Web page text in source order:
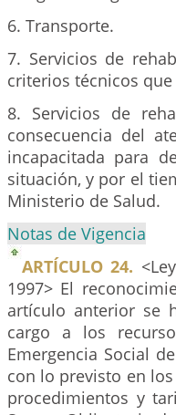
6. Transporte.
7. Servicios de
criterios técnicos
8. Servicios de
consecuencia del
incapacitada para
situación, y por el
Ministerio de Salud.
Notas de Vigencia
ARTÍCULO 24.
1997> El
artículo anterior se
cargo a los
Emergencia Social
con lo previsto en
procedimientos y